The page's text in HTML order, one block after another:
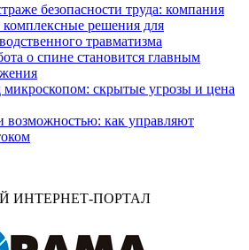
безопасности труда: компания
комплексные решения для
травматизма
о спине становится главным
скрытые угрозы и цена
возможностью: как управляют
ПОРТАЛ